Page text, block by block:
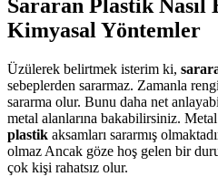
Sararan Plastik Nasıl
Kimyasal Yöntemler
Üzülerek belirtmek isterim ki,
sebeplerden sararmaz. Zamanla
sararma olur. Bunu daha net
metal alanlarına bakabilirsiniz.
plastik aksamları sararmış
olmaz Ancak göze hoş gelen bir
çok kişi rahatsız olur.